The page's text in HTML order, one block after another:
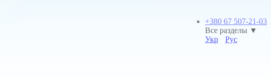
+380 67 507-21-03
Все разделы ▼
Укр
Рус